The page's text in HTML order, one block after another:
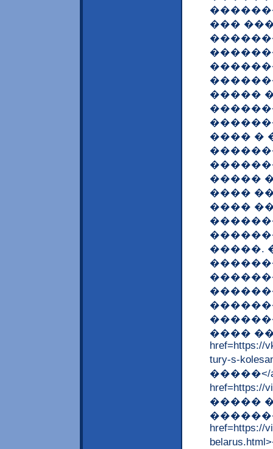
���
�����
���� �
�����
����
����
�����.
����
href=https://
tury-s-
�����</
�����
href=https://